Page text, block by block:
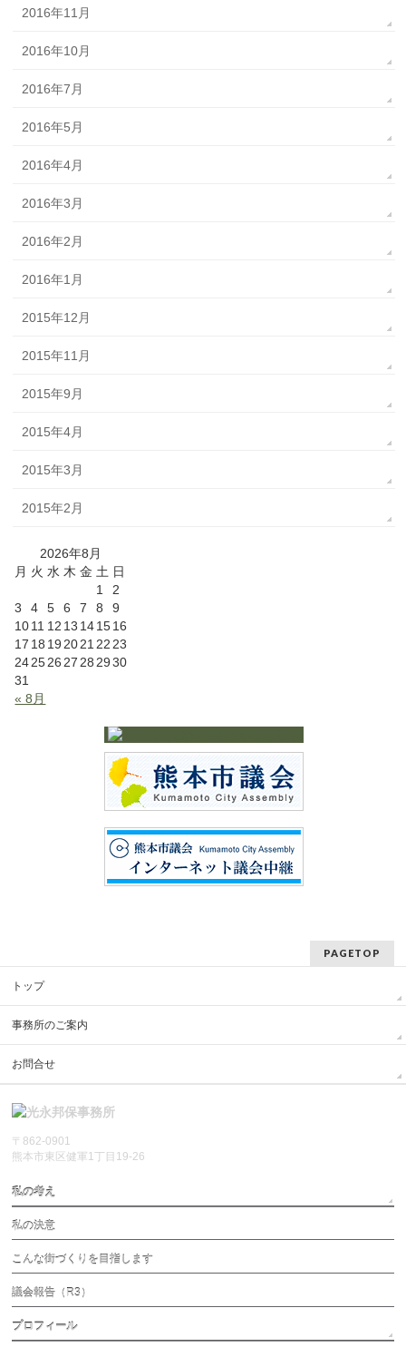
2016年11月
2016年10月
2016年7月
2016年5月
2016年4月
2016年3月
2016年2月
2016年1月
2015年12月
2015年11月
2015年9月
2015年4月
2015年3月
2015年2月
2026年8月
月 火 水 木 金 土 日
« 8月
1
2
3
4 5 6 7 8
9
1011 12 13 141516
17 18 19 2021 22 23
242526 27 28 29 30
31
PAGETOP
トップ
事務所のご案内
お問合せ
〒862-0901
熊本市東区健軍1丁目19-26
私の考え
私の決意
こんな街づくりを目指します
議会報告（R3）
プロフィール